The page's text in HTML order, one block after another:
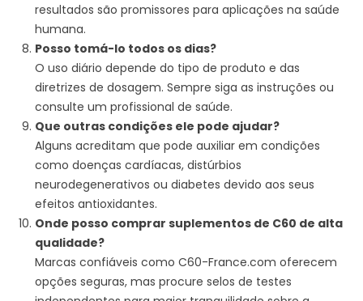
resultados são promissores para aplicações na saúde
humana.
Posso tomá-lo todos os dias?
O uso diário depende do tipo de produto e das
diretrizes de dosagem. Sempre siga as instruções ou
consulte um profissional de saúde.
Que outras condições ele pode ajudar?
Alguns acreditam que pode auxiliar em condições
como doenças cardíacas, distúrbios
neurodegenerativos ou diabetes devido aos seus
efeitos antioxidantes.
Onde posso comprar suplementos de C60 de alta
qualidade?
Marcas confiáveis como C60-France.com oferecem
opções seguras, mas procure selos de testes